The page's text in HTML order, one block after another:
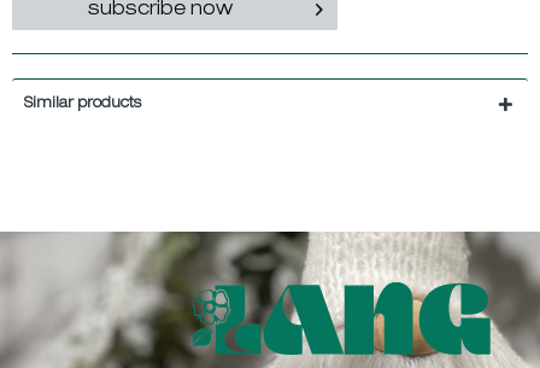
subscribe now
Similar products